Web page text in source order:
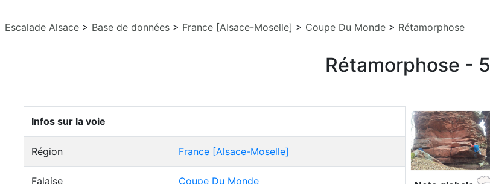
Escalade Alsace > Base de données > France [Alsace-Moselle] > Coupe Du Monde > Rétamorphose
Rétamorphose - 5
Infos sur la voie
Région France [Alsace-Moselle]
Falaise Coupe Du Monde